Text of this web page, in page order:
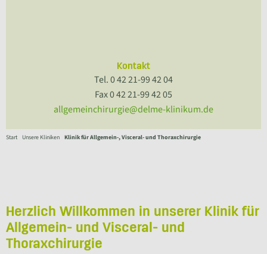
Kontakt
Tel. 0 42 21-99 42 04
Fax 0 42 21-99 42 05
allgemeinchirurgie@delme-klinikum.de
Start Unsere Kliniken Klinik für Allgemein-, Visceral- und Thoraxchirurgie
Herzlich Willkommen in unserer Klinik für
Allgemein- und Visceral- und
Thoraxchirurgie